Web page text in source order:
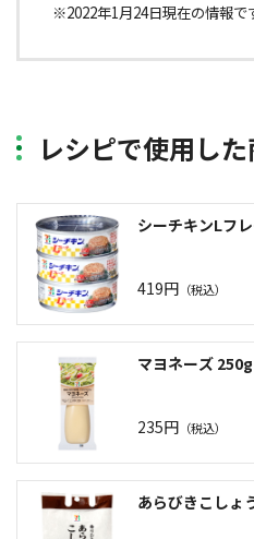
※2022年1月24日現在の情報で
レシピで使用し
シーチキンLフ
419円 （税込）
マヨネーズ 250g
235円 （税込）
あらびきこしょ